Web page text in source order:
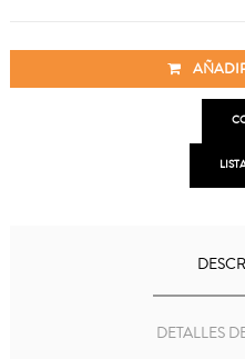
DETALLES